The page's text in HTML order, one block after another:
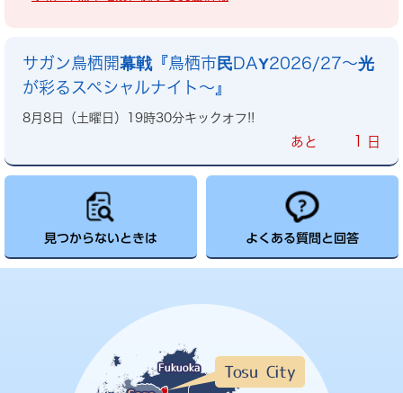
サガン鳥栖開幕戦『鳥栖市民DAY2026/27～光
が彩るスペシャルナイト～』
8月8日（土曜日）19時30分キックオフ!!
あと 1 日
見つからないときは よくある質問と回答